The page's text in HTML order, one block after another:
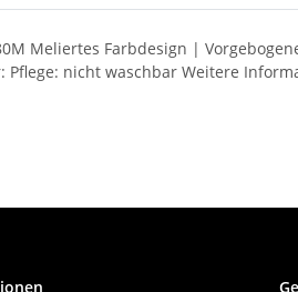
Meliertes Farbdesign |
Pflege: nicht waschbar Weitere